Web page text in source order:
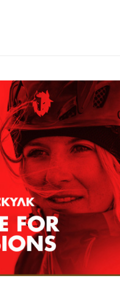
用，由本公司與您本人進行分期帳
3.完整用戶服務條款，請詳閱以下
付客戶支援中心」https://
【注意事項】
１．透過由恩沛科技股份有限公司
交易，需依本服務之必要範圍內提
求債權轉讓予恩沛科技股份有限公
２．關於個人資料處理事宜，請瀏
https://aftee.tw/terms/#terms3
３．未成年的使用者請事先徵得法
「AFTEE先享後付」，若未經同
４．使用「AFTEE先享後付」時，
即時審查核予不同之上限額度；若
結果請求用戶進行身份認證。
５．嚴禁一人註冊多個帳號或使用
形，恩沛科技股份有限公司將有權
動。
每筆NT$60，滿NT$799(含以上
7-11取貨付款
每筆NT$60，滿NT$799(含以
付款後7-11取貨
每筆NT$60，滿NT$799(含以
每筆NT$70，滿NT$799(含以